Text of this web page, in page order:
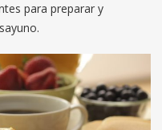
para preparar y